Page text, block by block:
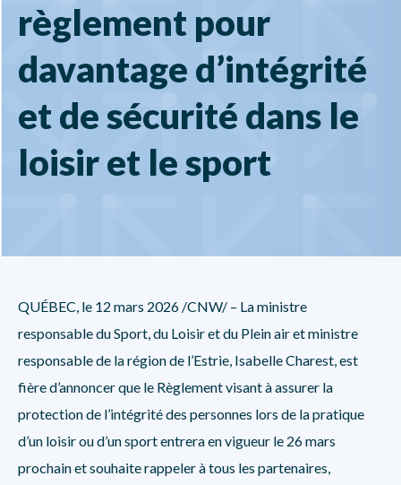
règlement pour
davantage d’intégrité
et de sécurité dans le
loisir et le sport
QUÉBEC, le 12 mars 2026 /CNW/ – La ministre
responsable du Sport, du Loisir et du Plein air et ministre
responsable de la région de l’Estrie, Isabelle Charest, est
fière d’annoncer que le Règlement visant à assurer la
protection de l’intégrité des personnes lors de la pratique
d’un loisir ou d’un sportentrera en vigueur le 26 mars
prochain et souhaite rappeler à tous les partenaires,